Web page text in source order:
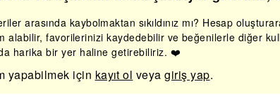
arasında kaybolmaktan sıkıldınız mı? Hesap
alabilir, favorilerinizi kaydedebilir ve beğenilerle diğer
harika bir yer haline getirebiliriz. ❤️
yapabilmek için kayıt ol veyagiriş yap.